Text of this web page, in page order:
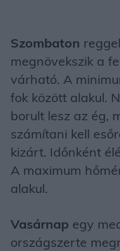
Szombaton
megnövekszik a
várható. A
fok között alakul.
borult lesz az ég,
számítani kell
kizárt. Időnként
A maximum
alakul.
Vasárnap egy
országszerte